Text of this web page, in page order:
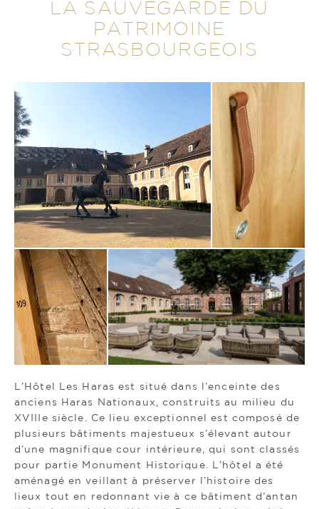
LA SAUVEGARDE DU
PATRIMOINE
STRASBOURGEOIS
L’Hôtel Les Haras est situé dans l’enceinte des
anciens Haras Nationaux, construits au milieu du
XVIIIe siècle. Ce lieu exceptionnel est composé de
plusieurs bâtiments majestueux s’élevant autour
d’une magnifique cour intérieure, qui sont classés
pour partie Monument Historique. L’hôtel a été
aménagé en veillant à préserver l’histoire des
lieux tout en redonnant vie à ce bâtiment d’antan